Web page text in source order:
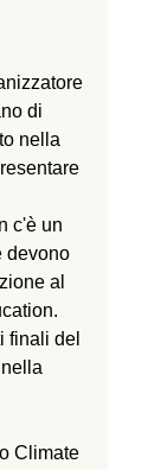
di
nella
c'è un
devono
al
finali del
Climate